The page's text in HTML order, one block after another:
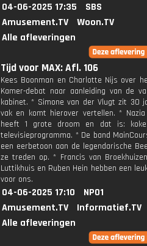
04-06-2025 17:35
SBS
Amusement.TV
Woon.TV
Alle afleveringen
Tijd voor MAX: Afl. 106
Kees Boonman en Charlotte Nijs over
Kamer-debat naar aanleiding van de
kabinet. * Simone van der Vlugt zit 30
vak en komt hierover vertellen. * Nazia
heeft 1 grote droom en dat is:
televisieprogramma. * De band
een eerbetoon aan de legendarische
ze treden op. * Francis van
Luttikhuis en Ruben Hein hebben een
voor ons.
04-06-2025 17:10
NPO1
Amusement.TV
Informatief.TV
Alle afleveringen